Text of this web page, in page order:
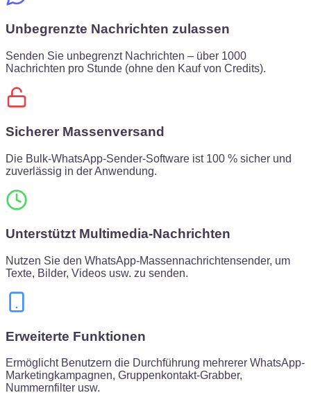
Unbegrenzte Nachrichten zulassen
Senden Sie unbegrenzt Nachrichten – über 1000
Nachrichten pro Stunde (ohne den Kauf von Credits).
Sicherer Massenversand
Die Bulk-WhatsApp-Sender-Software ist 100 % sicher und
zuverlässig in der Anwendung.
Unterstützt Multimedia-Nachrichten
Nutzen Sie den WhatsApp-Massennachrichtensender, um
Texte, Bilder, Videos usw. zu senden.
Erweiterte Funktionen
Ermöglicht Benutzern die Durchführung mehrerer WhatsApp-
Marketingkampagnen, Gruppenkontakt-Grabber,
Nummernfilter usw.